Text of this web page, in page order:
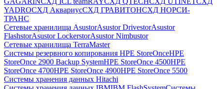
YADROСХД АквариусСХД ГРАВИТОНСХД НОРСИ-
ТРАНС
Сетевые хранилища AsustorAsustor DrivestorAsustor
FlashstorAsustor LockerstorAsustor Nimbustor
Сетевые хранилища TerraMaster
Системы резервного копирования HPE StoreOnceHPE
StoreOnce 2900 Backup SystemHPE StoreOnce 4500HPE
StoreOnce 4700HPE StoreOnce 4900HPE StoreOnce 5500
Системы хранения данных Hitachi